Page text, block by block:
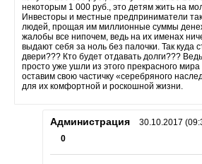
некоторым 1 000 руб., это детям жить на
Инвесторы и местные предприниматели
людей, прощая им миллионные суммы
жалобы все нипочем, ведь на их именах
выдают себя за ноль без палочки. Так куда
двери??? Кто будет отдавать долги???
просто уже ушли из этого прекрасного мира
оставим свою частичку «серебряного
для их комфортной и роскошной жизни.
Администрация
30.10.2017
0